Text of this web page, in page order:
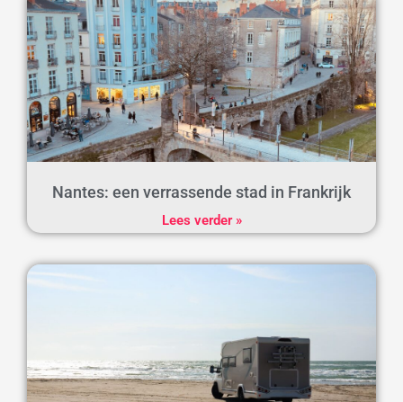
Nantes: een verrassende stad in Frankrijk
Lees verder »